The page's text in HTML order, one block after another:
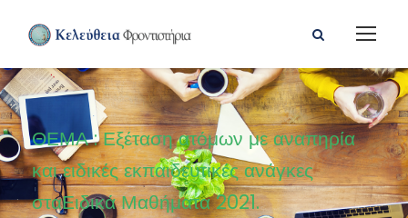
ΘΕΜΑ : Εξέταση ατόμων με αναπηρία
και ειδικές εκπαιδευτικές ανάγκες
σταΕιδικά Μαθήματα 2021.